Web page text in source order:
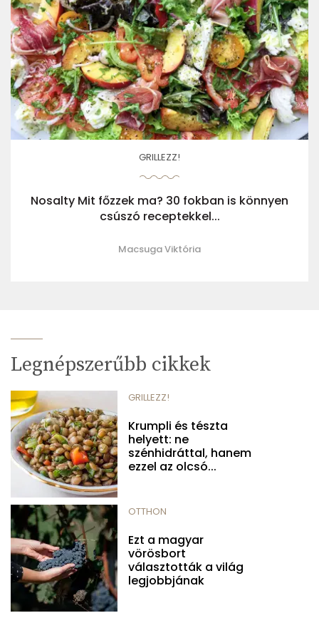
GRILLEZZ!
Nosalty Mit főzzek ma? 30 fokban is könnyen
csúszó receptekkel...
Macsuga Viktória
Legnépszerűbb cikkek
GRILLEZZ!
Krumpli és tészta
helyett: ne
szénhidráttal, hanem
ezzel az olcsó...
OTTHON
Ezt a magyar
vörösbort
választották a világ
legjobbjának